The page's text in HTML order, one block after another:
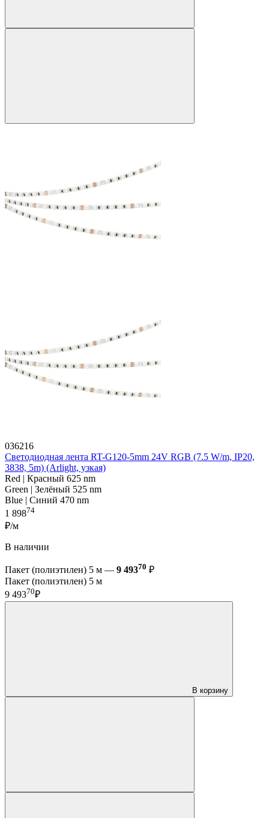
036216
Светодиодная лента RT-G120-5mm 24V RGB (7.5 W/m, IP20,
3838, 5m) (Arlight, узкая)
Red | Красный 625 nm
Green | Зелёный 525 nm
Blue | Синий 470 nm
1 89874
₽/м
В наличии
Пакет (полиэтилен) 5 м — 9 49370 ₽
Пакет (полиэтилен) 5 м
9 49370₽
В корзину